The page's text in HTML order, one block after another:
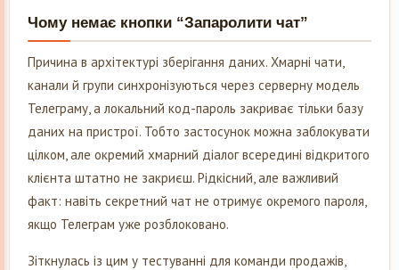
Чому немає кнопки “Запаролити чат”
Причина в архітектурі зберігання даних. Хмарні чати,
канали й групи синхронізуються через серверну модель
Телеграму, а локальний код-пароль закриває тільки базу
даних на пристрої. Тобто застосунок можна заблокувати
цілком, але окремий хмарний діалог всередині відкритого
клієнта штатно не закриєш. Рідкісний, але важливий
факт: навіть секретний чат не отримує окремого пароля,
якщо Телеграм уже розблоковано.
Зіткнулась із цим у тестуванні для команди продажів,